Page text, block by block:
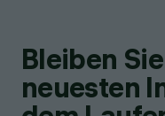
Bleiben
neuesten